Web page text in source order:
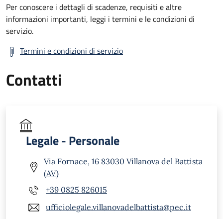
Per conoscere i dettagli di scadenze, requisiti e altre
informazioni importanti, leggi i termini e le condizioni di
servizio.
Termini e condizioni di servizio
Contatti
Legale - Personale
Via Fornace, 16 83030 Villanova del Battista
(AV)
+39 0825 826015
ufficiolegale.villanovadelbattista@pec.it